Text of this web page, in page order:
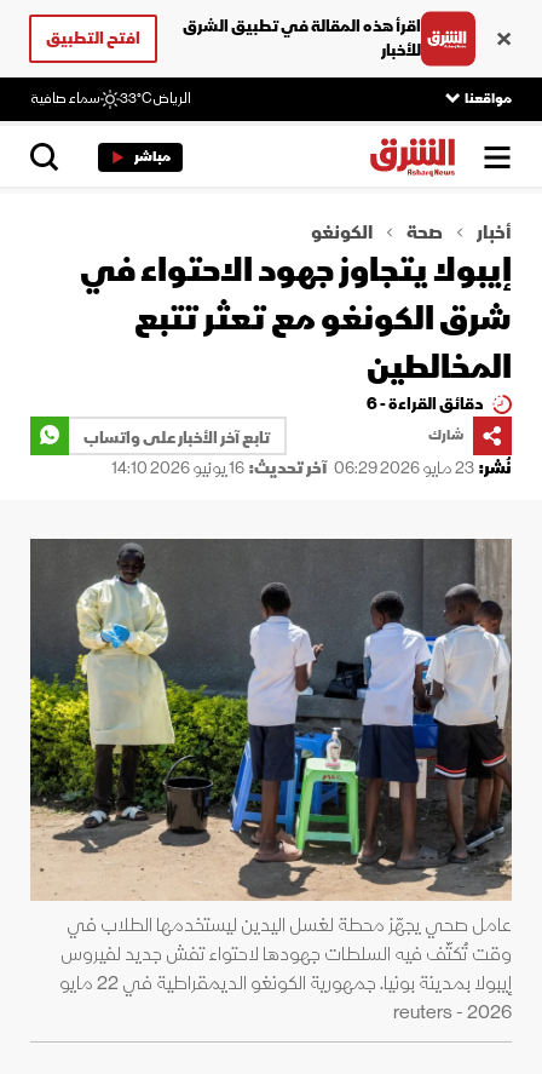
اقرأ هذه المقالة في تطبيق الشرق
للأخبار
افتح التطبيق
مواقعنا الرياض33°C سماء صافية
مباشر
أخبار صحة الكونغو
إيبولا يتجاوز جهود الاحتواء في
شرق الكونغو مع تعثر تتبع
المخالطين
دقائق القراءة - 6
شارك
تابع آخر الأخبار على واتساب
نُشر:23 مايو 2026 06:29 آخر تحديث:16 يونيو 2026 14:10
عامل صحي يجهّز محطة لغسل اليدين ليستخدمها الطلاب في
وقت تُكثّف فيه السلطات جهودها لاحتواء تفش جديد لفيروس
إيبولا بمدينة بونيا. جمهورية الكونغو الديمقراطية في 22 مايو
2026 - reuters